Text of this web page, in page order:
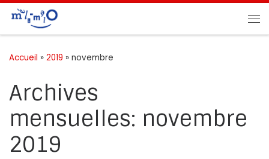
Passer au contenu
Accueil » 2019 » novembre
Archives
mensuelles: novembre
2019